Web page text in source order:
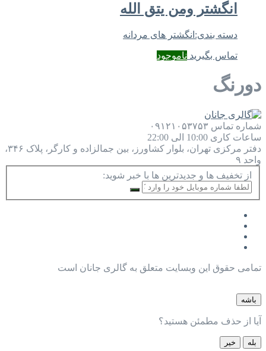
انگشتر ومن یتق الله
دسته بندی: انگشتر های مردانه
تماس بگیرید ناموجود
دورنگ
شماره تماس ۰۹۱۲۱۰۵۳۷۵۳
ساعات کاری 10:00 الی 22:00
دفتر مرکزی
تهران، بلوار کشاورز، بین جمالزاده و کارگر، پلاک ۳۴۶،
واحد ۹
از تخفیف ها و جدیدترین ها با خبر شوید:
تمامی حقوق این وبسایت متعلق به گالری جانان است
باشه
آیا از حذف مطمئن هستید؟
بله خیر